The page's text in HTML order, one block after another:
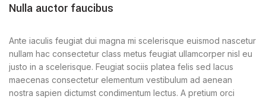
Nulla auctor faucibus
Ante iaculis feugiat dui magna mi scelerisque euismod nascetur
nullam hac consectetur class metus feugiat ullamcorper nisl eu
justo in a scelerisque. Feugiat sociis platea felis sed lacus
maecenas consectetur elementum vestibulum ad aenean
nostra sapien dictumst condimentum lectus. A pretium orci